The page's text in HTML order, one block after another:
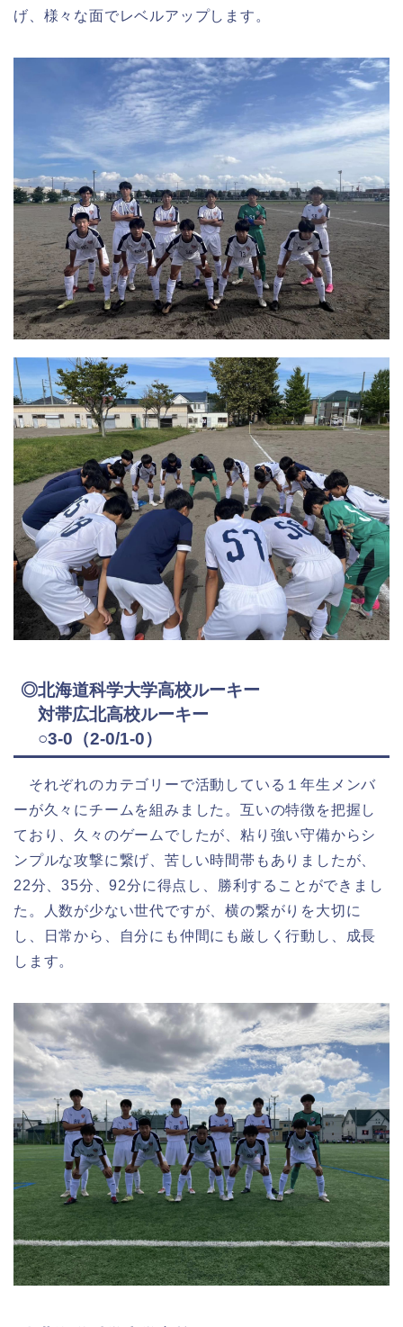
げ、様々な面でレベルアップします。
◎北海道科学大学高校ルーキー
対帯広北高校ルーキー
○3-0（2-0/1-0）
それぞれのカテゴリーで活動している１年生メンバ
ーが久々にチームを組みました。互いの特徴を把握し
ており、久々のゲームでしたが、粘り強い守備からシ
ンプルな攻撃に繋げ、苦しい時間帯もありましたが、
22分、35分、92分に得点し、勝利することができまし
た。人数が少ない世代ですが、横の繋がりを大切に
し、日常から、自分にも仲間にも厳しく行動し、成長
します。